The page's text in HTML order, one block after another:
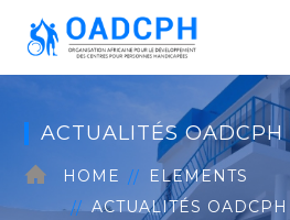
ACTUALITÉS OADCPH
HOME
ELEMENTS
ACTUALITÉS OADCPH